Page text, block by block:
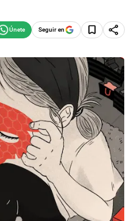
Seguir en